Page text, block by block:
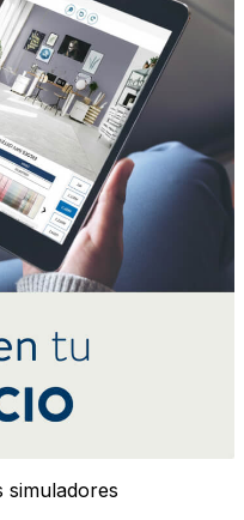
simuladores